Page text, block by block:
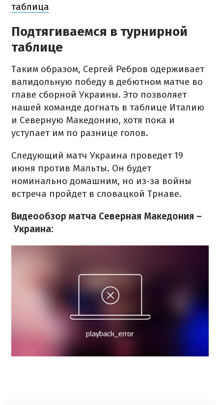
таблица
Подтягиваемся в турнирной
таблице
Таким образом, Сергей Ребров одерживает
валидольную победу в дебютном матче во
главе сборной Украины. Это позволяет
нашей команде догнать в таблице Италию
и Северную Македонию, хотя пока и
уступает им по разнице голов.
Следующий матч Украина проведет 19
июня против Мальты. Он будет
номинально домашним, но из-за войны
встреча пройдет в словацкой Трнаве.
Видеообзор матча Северная Македония –
Украина: